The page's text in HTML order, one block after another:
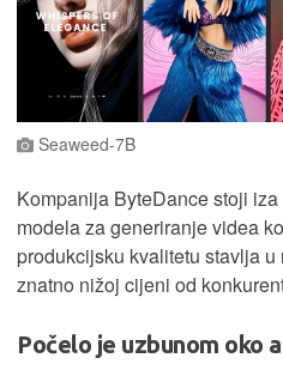
Seaweed-7B
Kompanija ByteDance stoji iza
modela za generiranje videa
produkcijsku kvalitetu stavlja
znatno nižoj cijeni od
Počelo je uzbunom oko